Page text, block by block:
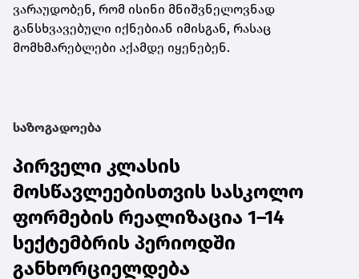
ვარაუდობენ, რომ ისინი მნიშვნელოვნად
განსხვავებული იქნებიან იმისგან, რასაც
მომხმარებლები აქამდე იყენებენ.
საზოგადოება
პირველი კლასის
მოსწავლეებისთვის სასკოლო
ფორმების რეალიზაცია 1–14
სექტემბრის პერიოდში
განხორციელდება